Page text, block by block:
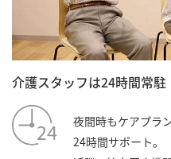
介護スタッフは24時間常駐
夜間時もケアプラ
24時間サポート。